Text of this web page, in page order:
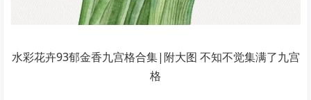
水彩花卉93郁金香九宫格合集|附大图 不知不觉集满了九宫
格